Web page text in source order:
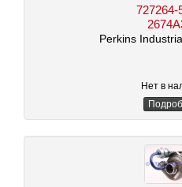
727264-
Perkins
Нет в